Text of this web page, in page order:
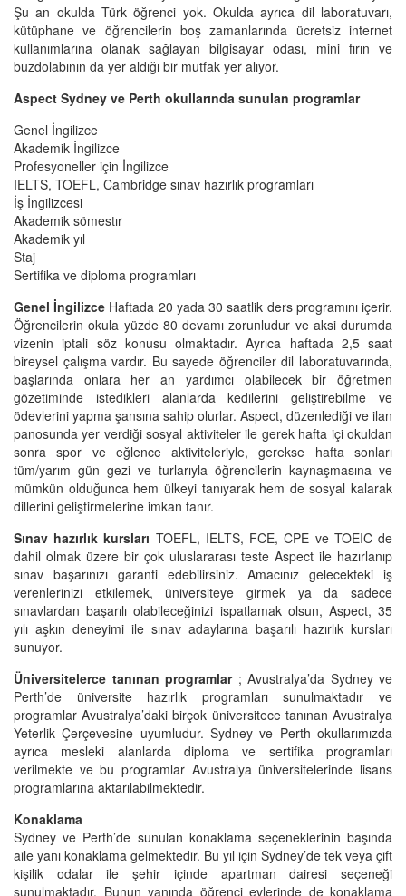
Şu an okulda Türk öğrenci yok. Okulda ayrıca dil laboratuvarı,
kütüphane ve öğrencilerin boş zamanlarında ücretsiz internet
kullanımlarına olanak sağlayan bilgisayar odası, mini fırın ve
buzdolabının da yer aldığı bir mutfak yer alıyor.
Aspect Sydney ve Perth okullarında sunulan programlar
Genel İngilizce
Akademik İngilizce
Profesyoneller için İngilizce
IELTS, TOEFL, Cambridge sınav hazırlık programları
İş İngilizcesi
Akademik sömestır
Akademik yıl
Staj
Sertifika ve diploma programları
Genel İngilizce Haftada 20 yada 30 saatlik ders programını içerir.
Öğrencilerin okula yüzde 80 devamı zorunludur ve aksi durumda
vizenin iptali söz konusu olmaktadır. Ayrıca haftada 2,5 saat
bireysel çalışma vardır. Bu sayede öğrenciler dil laboratuvarında,
başlarında onlara her an yardımcı olabilecek bir öğretmen
gözetiminde istedikleri alanlarda kedilerini geliştirebilme ve
ödevlerini yapma şansına sahip olurlar. Aspect, düzenlediği ve ilan
panosunda yer verdiği sosyal aktiviteler ile gerek hafta içi okuldan
sonra spor ve eğlence aktiviteleriyle, gerekse hafta sonları
tüm/yarım gün gezi ve turlarıyla öğrencilerin kaynaşmasına ve
mümkün olduğunca hem ülkeyi tanıyarak hem de sosyal kalarak
dillerini geliştirmelerine imkan tanır.
Sınav hazırlık kursları TOEFL, IELTS, FCE, CPE ve TOEIC de
dahil olmak üzere bir çok uluslararası teste Aspect ile hazırlanıp
sınav başarınızı garanti edebilirsiniz. Amacınız gelecekteki iş
verenlerinizi etkilemek, üniversiteye girmek ya da sadece
sınavlardan başarılı olabileceğinizi ispatlamak olsun, Aspect, 35
yılı aşkın deneyimi ile sınav adaylarına başarılı hazırlık kursları
sunuyor.
Üniversitelerce tanınan programlar ; Avustralya’da Sydney ve
Perth’de üniversite hazırlık programları sunulmaktadır ve
programlar Avustralya’daki birçok üniversitece tanınan Avustralya
Yeterlik Çerçevesine uyumludur. Sydney ve Perth okullarımızda
ayrıca mesleki alanlarda diploma ve sertifika programları
verilmekte ve bu programlar Avustralya üniversitelerinde lisans
programlarına aktarılabilmektedir.
Konaklama
Sydney ve Perth’de sunulan konaklama seçeneklerinin başında
aile yanı konaklama gelmektedir. Bu yıl için Sydney’de tek veya çift
kişilik odalar ile şehir içinde apartman dairesi seçeneği
sunulmaktadır. Bunun yanında öğrenci evlerinde de konaklama